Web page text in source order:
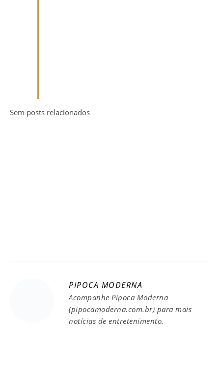
Sem posts relacionados
PIPOCA MODERNA
Acompanhe Pipoca Moderna
(pipocamoderna.com.br) para mais
notícias de entretenimento.